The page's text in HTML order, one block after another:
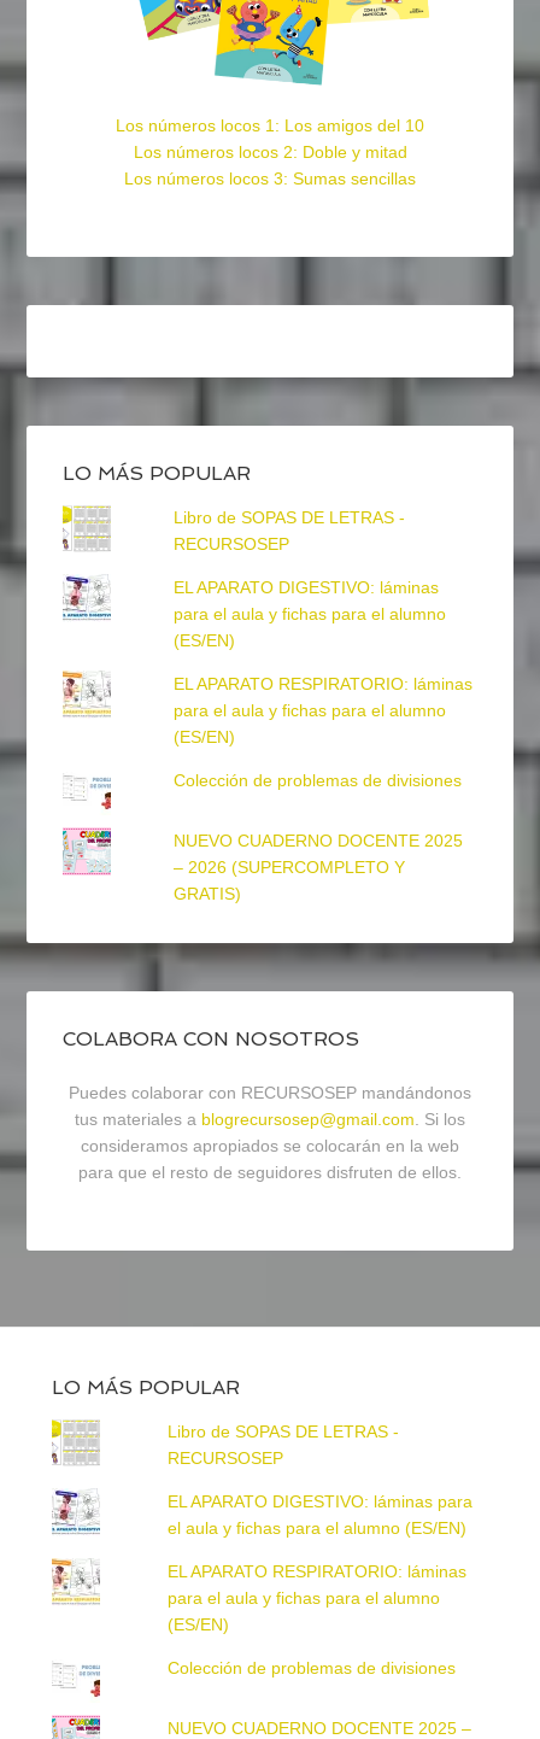
Los números locos 1: Los amigos del 10
Los números locos 2: Doble y mitad
Los números locos 3: Sumas sencillas
LO MÁS POPULAR
Libro de SOPAS DE LETRAS -
RECURSOSEP
EL APARATO DIGESTIVO: láminas
para el aula y fichas para el alumno
(ES/EN)
EL APARATO RESPIRATORIO: láminas
para el aula y fichas para el alumno
(ES/EN)
Colección de problemas de divisiones
NUEVO CUADERNO DOCENTE 2025
– 2026 (SUPERCOMPLETO Y
GRATIS)
COLABORA CON NOSOTROS
Puedes colaborar con RECURSOSEP mandándonos
tus materiales a blogrecursosep@gmail.com. Si los
consideramos apropiados se colocarán en la web
para que el resto de seguidores disfruten de ellos.
LO MÁS POPULAR
Libro de SOPAS DE LETRAS -
RECURSOSEP
EL APARATO DIGESTIVO: láminas para
el aula y fichas para el alumno (ES/EN)
EL APARATO RESPIRATORIO: láminas
para el aula y fichas para el alumno
(ES/EN)
Colección de problemas de divisiones
NUEVO CUADERNO DOCENTE 2025 –